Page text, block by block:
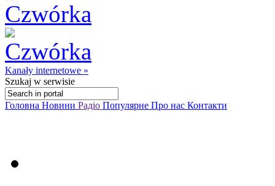
Kanały internetowe »
Szukaj w serwisie
Головна Новини Радіо Популярне Про нас Контакти